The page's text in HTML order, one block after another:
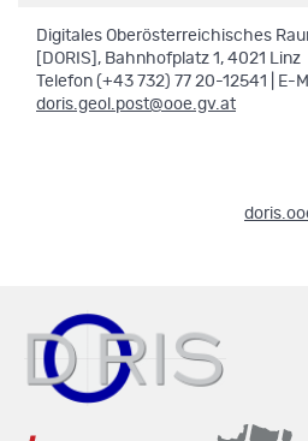
Digitales Oberösterreichisches
[DORIS], Bahnhofplatz 1, 4021 Linz
Telefon (+43 732) 77 20-12541 | E-
doris.geol.post@ooe.gv.at